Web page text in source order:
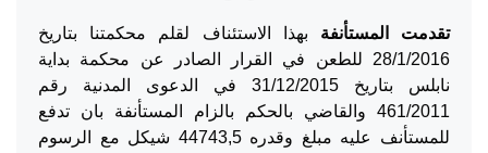
تقدمت المستأنفة بهذا الاستئناف لقلم محكمتنا بتاريخ
28/1/2016 للطعن في القرار الصادر عن محكمة بداية
نابلس بتاريخ 31/12/2015 في الدعوى المدنية رقم
461/2011 والقاضي بالحكم بالزام المستأنفة بان تدفع
للمستأنف عليه مبلغ وقدره 44743,5 شيكل مع الرسوم